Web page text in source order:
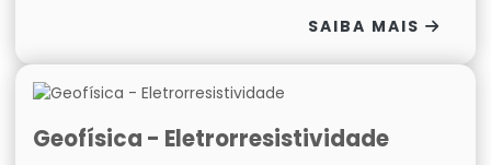
SAIBA MAIS
Geofísica - Eletrorresistividade